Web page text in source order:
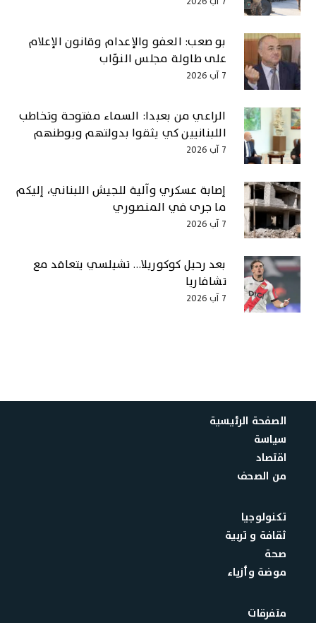
بو صعب: العفو والإعدام وقانون الإعلام
على طاولة مجلس النوّاب
7 آب 2026
الراعي من بعبدا: السماء مفتوحة وتخاطب
اللبنانيين كي يثقوا بدولتهم وبوطنهم
7 آب 2026
إصابة عسكري وآلية للجيش اللبناني، إليكم
ما جرى في المنصوري
7 آب 2026
بعد رحيل كوكوريلا… تشيلسي يتعاقد مع
تشافاريا
7 آب 2026
الصفحة الرئيسية
سياسة
اقتصاد
من الصحف
تكنولوجيا
ثقافة و تربية
صحة
موضة وأزياء
متفرقات